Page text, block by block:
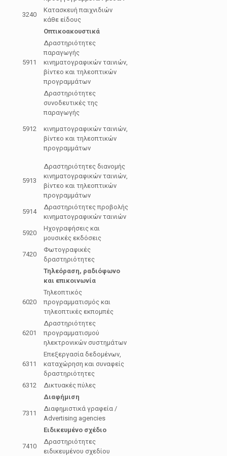
3240
Κατασκευή παιχνιδιών
κάθε είδους
Οπτικοακουστικά
5911
Δραστηριότητες
παραγωγής
κινηματογραφικών ταινιών,
βίντεο και τηλεοπτικών
προγραμμάτων
5912
Δραστηριότητες
συνοδευτικές της
παραγωγής
κινηματογραφικών ταινιών,
βίντεο και τηλεοπτικών
προγραμμάτων
5913
Δραστηριότητες διανομής
κινηματογραφικών ταινιών,
βίντεο και τηλεοπτικών
προγραμμάτων
5914
Δραστηριότητες προβολής
κινηματογραφικών ταινιών
5920
Ηχογραφήσεις και
μουσικές εκδόσεις
7420
Φωτογραφικές
δραστηριότητες
Τηλεόραση, ραδιόφωνο
και επικοινωνία
6020
Τηλεοπτικός
προγραμματισμός και
τηλεοπτικές εκπομπές
6201
Δραστηριότητες
προγραμματισμού
ηλεκτρονικών συστημάτων
6311
Επεξεργασία δεδομένων,
καταχώρηση και συναφείς
δραστηριότητες
6312
Δικτυακές πύλες
Διαφήμιση
7311
Διαφημιστικά γραφεία /
Advertising agencies
Ειδικευμένο σχέδιο
7410
Δραστηριότητες
ειδικευμένου σχεδίου